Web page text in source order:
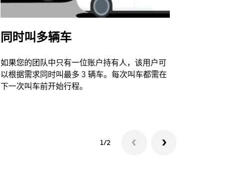
同时叫多辆车
如果您的团队中只有一位账户持有人，该用户可
以根据需求同时叫最多 3 辆车。每次叫车都需在
下一次叫车前开始行程。
1/2